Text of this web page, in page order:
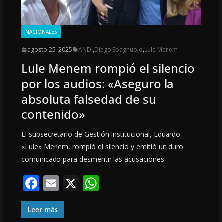
NACIONALES
agosto 25, 2025 ANDI,Diego Spagnuolo,Lule Menem
Lule Menem rompió el silencio
por los audios: «Aseguro la
absoluta falsedad de su
contenido»
El subsecretario de Gestión Institucional, Eduardo
«Lule» Menem, rompió el silencio y emitió un duro
comunicado para desmentir las acusaciones
F
ac
e
E
m
ai
X W
Leer más